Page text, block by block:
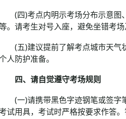
四)考点内明示考场分布示意图
。请考生对号入座，避免坐错考场
五)建议提前了解考点城市天气
人防护准备。
、请自觉遵守考场规则
一)请携带黑色字迹钢笔或签字
试用具，考试时严格按要求作答。